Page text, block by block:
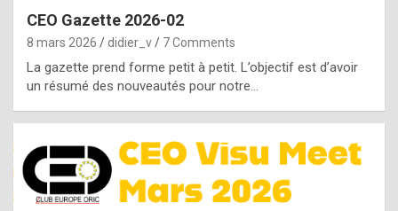
g
e
n
u
i
n
e
CEO Gazette 2026-02
8 mars 2026 didier_v 7 Comments
La gazette prend forme petit à petit. L’objectif est d’avoir
un résumé des nouveautés pour notre…